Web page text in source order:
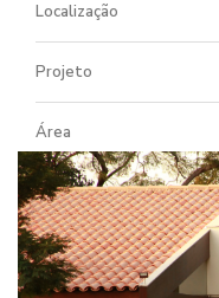
Localização
Projeto
Área